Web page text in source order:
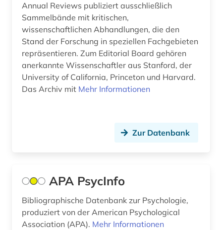
grippe (1)
grippeviren (1)
gynäkologie (1)
heilpflanzen (3)
high throughput screening (1)
hochschullehre (1)
holzbearbeitung (1)
Annual Reviews publiziert ausschließlich
Sammelbände mit kritischen,
wissenschaftlichen Abhandlungen, die den
Stand der Forschung in speziellen Fachgebieten
repräsentieren. Zum Editorial Board gehören
anerkannte Wissenschaftler aus Stanford, der
University of California, Princeton und Harvard.
Das Archiv mit Mehr Informationen
Zur Datenbank
APA PsycInfo
Bibliographische Datenbank zur Psychologie,
produziert von der American Psychological
Association (APA). Mehr Informationen